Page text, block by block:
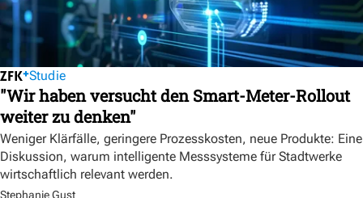
Studie
"Wir haben versucht den Smart-Meter-Rollout
weiter zu denken"
Weniger Klärfälle, geringere Prozesskosten, neue Produkte: Eine
Diskussion, warum intelligente Messsysteme für Stadtwerke
wirtschaftlich relevant werden.
Stephanie Gust